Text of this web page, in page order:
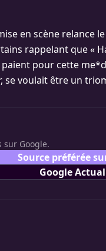
en scène relance
rappelant que «
pour cette
se voulait être un
sur Google.
Source préférée
Google